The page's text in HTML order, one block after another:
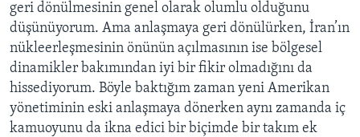
geri dönülmesinin genel olarak olumlu olduğunu
düşünüyorum. Ama anlaşmaya geri dönülürken, İran’ın
nükleerleşmesinin önünün açılmasının ise bölgesel
dinamikler bakımından iyi bir fikir olmadığını da
hissediyorum. Böyle baktığım zaman yeni Amerikan
yönetiminin eski anlaşmaya dönerken aynı zamanda iç
kamuoyunu da ikna edici bir biçimde bir takım ek